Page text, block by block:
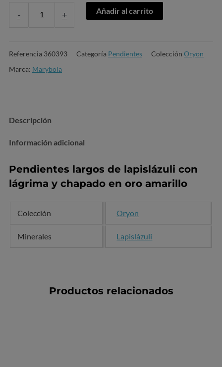
- + Añadir al carrito
Referencia 360393 Categoría Pendientes Colección Oryon
Marca: Marybola
Descripción
Información adicional
Pendientes largos de lapislázuli con
lágrima y chapado en oro amarillo
Colección Oryon
Minerales Lapislázuli
Productos relacionados